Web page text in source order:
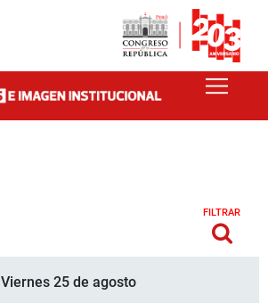
FILTRAR
Viernes 25 de agosto